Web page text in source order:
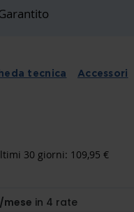
tecnica Accessori
30 giorni: 109,95 €